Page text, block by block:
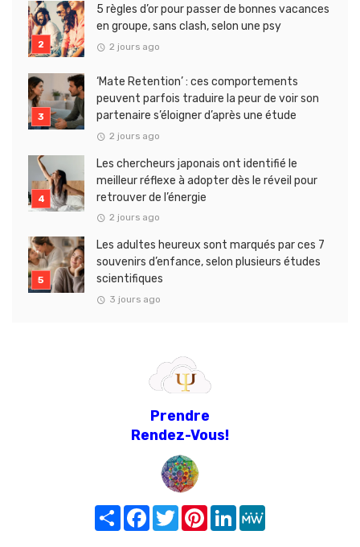
5 règles d’or pour passer de bonnes vacances
en groupe, sans clash, selon une psy
2 jours ago
‘Mate Retention’ : ces comportements
peuvent parfois traduire la peur de voir son
partenaire s’éloigner d’après une étude
2 jours ago
Les chercheurs japonais ont identifié le
meilleur réflexe à adopter dès le réveil pour
retrouver de l’énergie
2 jours ago
Les adultes heureux sont marqués par ces 7
souvenirs d’enfance, selon plusieurs études
scientifiques
3 jours ago
Prendre
Rendez-Vous!
Share FacebookTwitterPinterest
LinkedIn